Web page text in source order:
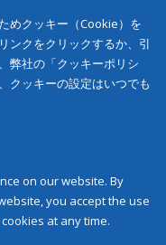
めクッキー（Cookie）を
ンクをクリックするか、引
弊社の「クッキーポリシ
クッキーの設定はいつでも
on our website. By
you accept the use
at any time.